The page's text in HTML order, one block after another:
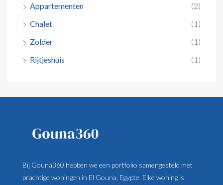
Appartementen
(2)
Chalet
(1)
Zolder
(1)
Rijtjeshuis
(1)
Bij Gouna360 hebben we een portfolio samengesteld met
prachtige woningen in El Gouna, Egypte. Elke woning is